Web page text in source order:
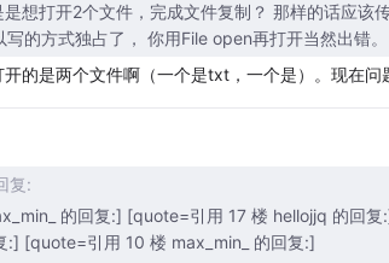
想打开2个文件，完成文件复制？ 那样的话应该
的方式独占了， 你用File open再打开当然出错。
的是两个文件啊（一个是txt，一个是）。现在问
复:
的回复:] [quote=引用 17 楼 hellojjq 的回
:] [quote=引用 10 楼 max_min_ 的回复:]